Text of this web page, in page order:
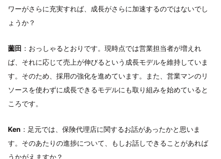
ワーがさらに充実すれば、成長がさらに加速するのではないでし
ょうか？
薗田 ：おっしゃるとおりです。現時点では営業担当者が増えれ
ば、それに応じて売上が伸びるという成長モデルを維持していま
す。そのため、採用の強化を進めています。また、営業マンのリ
ソースを使わずに成長できるモデルにも取り組みを始めていると
ころです。
Ken ：足元では、保険代理店に関するお話があったかと思いま
す。そのあたりの進捗について、もしお話しできることがあれば
うかがえますか？